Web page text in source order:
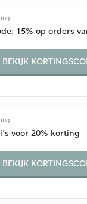
15% op orders
BEKIJK
voor 20% korting
BEKIJK